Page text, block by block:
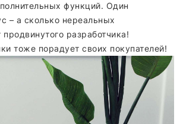
функций. Один
– а сколько нереальных
разработчика!
тоже порадует своих покупателей!